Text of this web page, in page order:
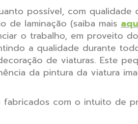
possível, com
de laminação (saiba mais
o trabalho, em proveito
a qualidade durante
de viaturas. Este
da pintura da viatura
com o intuito de